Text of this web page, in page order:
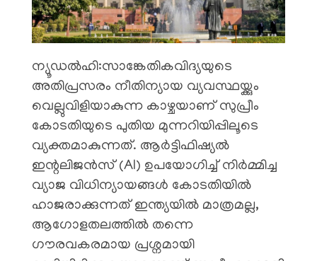
ന്യൂഡൽഹി:​സാങ്കേതികവിദ്യയുടെ
അതിപ്രസരം നീതിന്യായ വ്യവസ്ഥയ്ക്കും
വെല്ലുവിളിയാകുന്ന കാഴ്ചയാണ് സുപ്രീം
കോടതിയുടെ പുതിയ മുന്നറിയിപ്പിലൂടെ
വ്യക്തമാകുന്നത്. ആർട്ടിഫിഷ്യൽ
ഇന്റലിജൻസ് (AI) ഉപയോഗിച്ച് നിർമ്മിച്ച
വ്യാജ വിധിന്യായങ്ങൾ കോടതിയിൽ
ഹാജരാക്കുന്നത് ഇന്ത്യയിൽ മാത്രമല്ല,
ആഗോളതലത്തിൽ തന്നെ
ഗൗരവകരമായ പ്രശ്നമായി